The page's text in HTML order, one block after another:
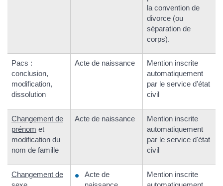
la convention de
divorce (ou
séparation de
corps).
Pacs :
conclusion,
modification,
dissolution
Acte de naissance
Mention inscrite
automatiquement
par le service d'état
civil
Changement de
prénom et
modification du
nom de famille
Acte de naissance
Mention inscrite
automatiquement
par le service d'état
civil
Changement de
Acte de
Mention inscrite